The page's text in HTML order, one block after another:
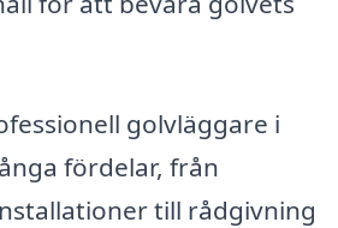
golvläggare i
fördelar, från
till rådgivning